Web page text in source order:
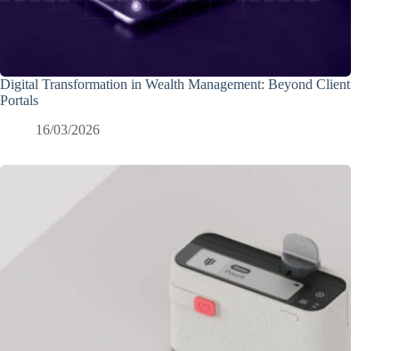
Digital Transformation in Wealth Management: Beyond Client
Portals
16/03/2026